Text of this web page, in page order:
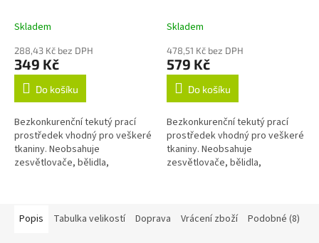
Skladem
288,43 Kč bez DPH
349 Kč
Do košíku
Bezkonkurenční tekutý prací
prostředek vhodný pro veškeré
tkaniny. Neobsahuje
zesvětlovače, bělidla,
Skladem
478,51 Kč bez DPH
579 Kč
Do košíku
Bezkonkurenční tekutý prací
prostředek vhodný pro veškeré
tkaniny. Neobsahuje
zesvětlovače, bělidla,
Popis
Tabulka velikostí Doprava Vrácení zboží Podobné (8)